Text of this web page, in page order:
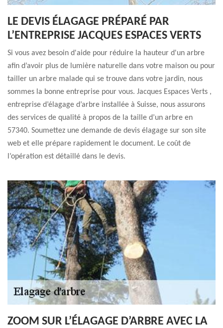
LE DEVIS ÉLAGAGE PRÉPARÉ PAR
L’ENTREPRISE JACQUES ESPACES VERTS
Si vous avez besoin d'aide pour réduire la hauteur d'un arbre
afin d’avoir plus de lumière naturelle dans votre maison ou pour
tailler un arbre malade qui se trouve dans votre jardin, nous
sommes la bonne entreprise pour vous. Jacques Espaces Verts ,
entreprise d’élagage d’arbre installée à Suisse, nous assurons
des services de qualité à propos de la taille d’un arbre en
57340. Soumettez une demande de devis élagage sur son site
web et elle prépare rapidement le document. Le coût de
l’opération est détaillé dans le devis.
ZOOM SUR L’ÉLAGAGE D’ARBRE AVEC LA